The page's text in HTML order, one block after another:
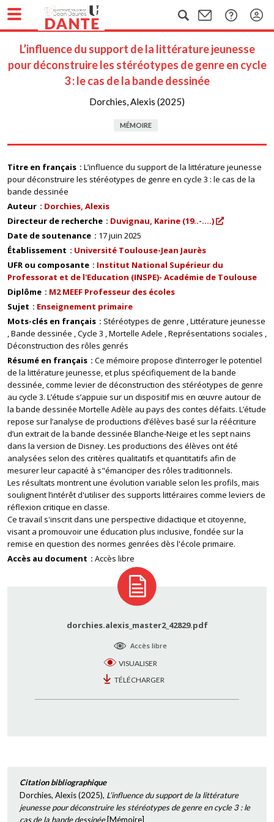
L’influence du support de la littérature jeunesse
pour déconstruire les stéréotypes de genre en cycle
3 : le cas de la bande dessinée
Dorchies, Alexis (2025)
MÉMOIRE
Titre en français
L’influence du support de la littérature jeunesse
pour déconstruire les stéréotypes de genre en cycle 3 : le cas de la
bande dessinée
Auteur
Dorchies, Alexis
Directeur de recherche
Duvignau, Karine (19..-....)
Date de soutenance
17 juin 2025
Établissement
Université Toulouse-Jean Jaurès
UFR ou composante
Institut National Supérieur du
Professorat et de l'Education (INSPE)- Académie de Toulouse
Diplôme
M2 MEEF Professeur des écoles
Sujet
Enseignement primaire
Mots-clés en français
Stéréotypes de genre Littérature jeunesse
Bande dessinée Cycle 3 Mortelle Adele Représentations sociales
Déconstruction des rôles genrés
Résumé en français
Ce mémoire propose d’interroger le potentiel
de la littérature jeunesse, et plus spécifiquement de la bande
dessinée, comme levier de déconstruction des stéréotypes de genre
au cycle 3. L’étude s’appuie sur un dispositif mis en œuvre autour de
la bande dessinée Mortelle Adèle au pays des contes défaits. L’étude
repose sur l’analyse de productions d’élèves basé sur la réécriture
d’un extrait de la bande dessinée Blanche-Neige et les sept nains
dans la version de Disney. Les productions des élèves ont été
analysées selon des critères qualitatifs et quantitatifs afin de
mesurer leur capacité à s"émanciper des rôles traditionnels.
Les résultats montrent une évolution variable selon les profils, mais
soulignent l’intérêt d'utiliser des supports littéraires comme leviers de
réflexion critique en classe.
Ce travail s'inscrit dans une perspective didactique et citoyenne,
visant a promouvoir une éducation plus inclusive, fondée sur la
remise en question des normes genrées dès l'école primaire.
Accès au document
Accès libre
dorchies.alexis_master2_42829.pdf
Accès libre
VISUALISER
TÉLÉCHARGER
Citation bibliographique
Dorchies, Alexis(2025), L’influence du support de la littérature
jeunesse pour déconstruire les stéréotypes de genre en cycle 3 : le
cas de la bande dessinée[Mémoire]